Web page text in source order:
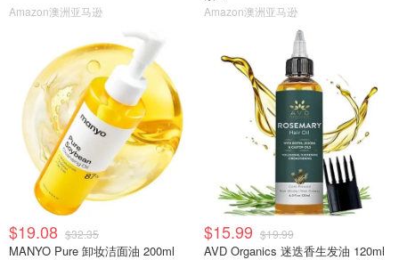
Amazon澳洲亚马逊 Amazon澳洲亚马逊
$19.08 $32.35
MANYO Pure 卸妆洁面油 200ml
$15.99 $19.99
AVD Organics 迷迭香生发油 120ml